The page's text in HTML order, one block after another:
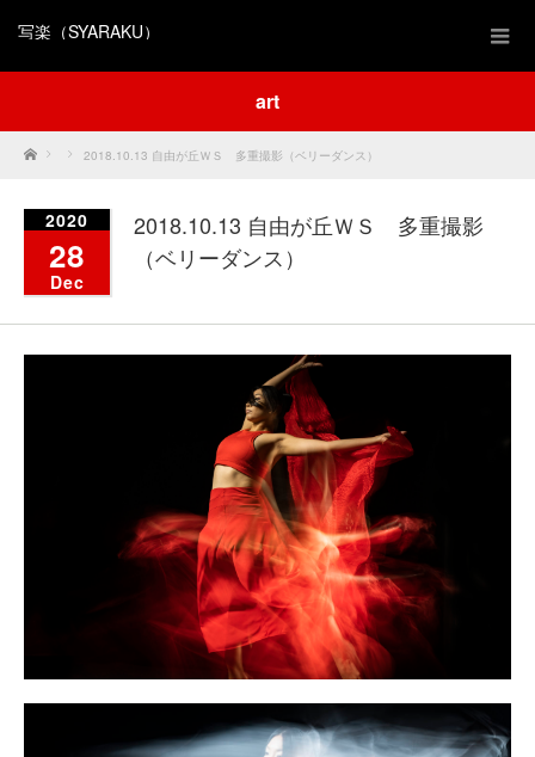
写楽（SYARAKU）
art
Home 2018.10.13 自由が丘ＷＳ 多重撮影（ベリーダンス）
2020
28
Dec
2018.10.13 自由が丘ＷＳ 多重撮影
（ベリーダンス）